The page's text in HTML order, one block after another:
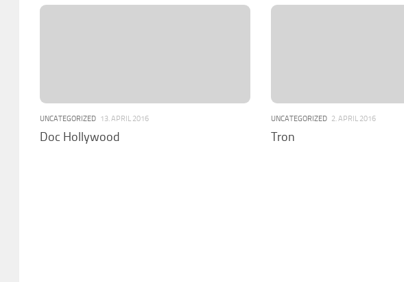
UNCATEGORIZED 13. APRIL 2016
Doc Hollywood
UNCATEGORIZED 2. APRIL 2016
Tron